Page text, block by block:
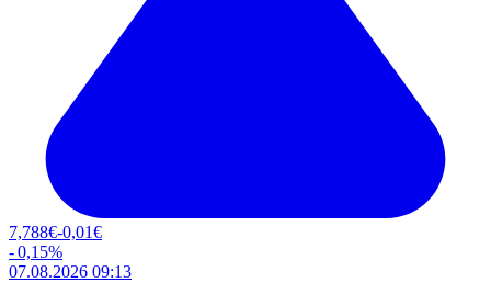
7,788€-0,01€
-0,15%
07.08.2026 09:13